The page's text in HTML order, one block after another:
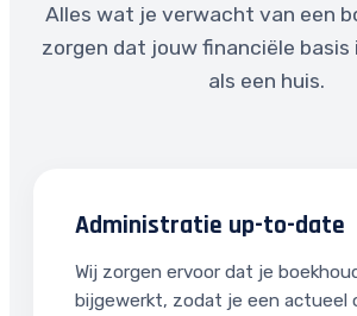
Alles wat je verwacht van een
zorgen dat jouw financiële
als een huis.
Administratie up-to-date
Wij zorgen ervoor dat je
bijgewerkt, zodat je een actueel